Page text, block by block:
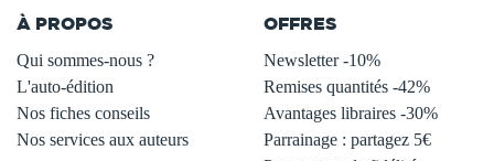
À PROPOS
Qui sommes-nous ?
L'auto-édition
Nos fiches conseils
Nos services aux auteurs
OFFRES
Newsletter -10%
Remises quantités -42%
Avantages libraires -30%
Parrainage : partagez 5€